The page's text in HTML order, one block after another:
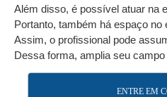
Além disso, é possível atuar na
Portanto, também há espaço no
Assim, o profissional pode
Dessa forma, amplia seu campo
ENTRE EM